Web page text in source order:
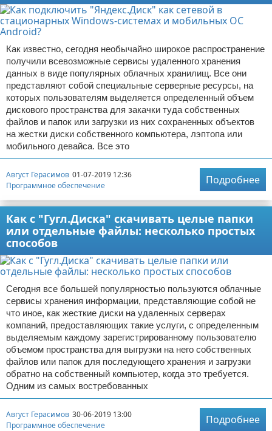
Как известно, сегодня необычайно широкое распространение
получили всевозможные сервисы удаленного хранения
данных в виде популярных облачных хранилищ. Все они
представляют собой специальные серверные ресурсы, на
которых пользователям выделяется определенный объем
дискового пространства для закачки туда собственных
файлов и папок или загрузки из них сохраненных объектов
на жестки диски собственного компьютера, лэптопа или
мобильного девайса. Все это
Август Герасимов 01-07-2019 12:36
Программное обеспечение
Подробнее
Как с "Гугл.Диска" скачивать целые папки
или отдельные файлы: несколько простых
способов
Сегодня все большей популярностью пользуются облачные
сервисы хранения информации, представляющие собой не
что иное, как жесткие диски на удаленных серверах
компаний, предоставляющих такие услуги, с определенным
выделяемым каждому зарегистрированному пользователю
объемом пространства для выгрузки на него собственных
файлов или папок для последующего хранения и загрузки
обратно на собственный компьютер, когда это требуется.
Одним из самых востребованных
Август Герасимов 30-06-2019 13:00
Программное обеспечение
Подробнее